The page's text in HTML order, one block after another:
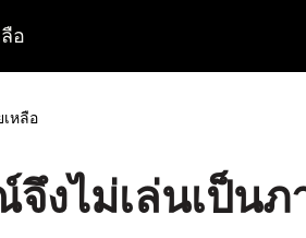
อ
หลือ
งไม่เล่นเป็น